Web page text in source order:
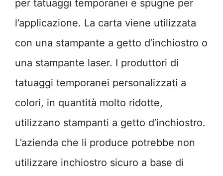
per tatuaggi temporanei e spugne per
l’applicazione. La carta viene utilizzata
con una stampante a getto d’inchiostro o
una stampante laser. I produttori di
tatuaggi temporanei personalizzati a
colori, in quantità molto ridotte,
utilizzano stampanti a getto d’inchiostro.
L’azienda che li produce potrebbe non
utilizzare inchiostro sicuro a base di